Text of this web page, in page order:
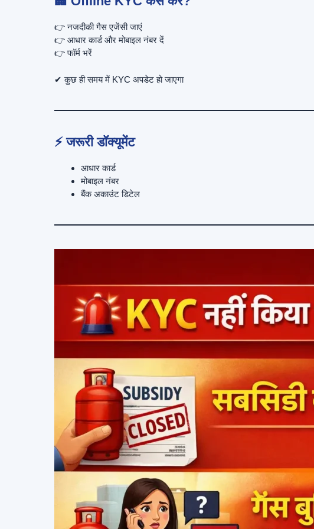
👉 नजदीकी गैस एजेंसी जाएं
👉 आधार कार्ड और मोबाइल नंबर दें
👉 फॉर्म भरें
✔ कुछ ही समय में KYC अपडेट हो जाएगा
⚡ जरूरी डॉक्यूमेंट
आधार कार्ड
मोबाइल नंबर
बैंक अकाउंट डिटेल